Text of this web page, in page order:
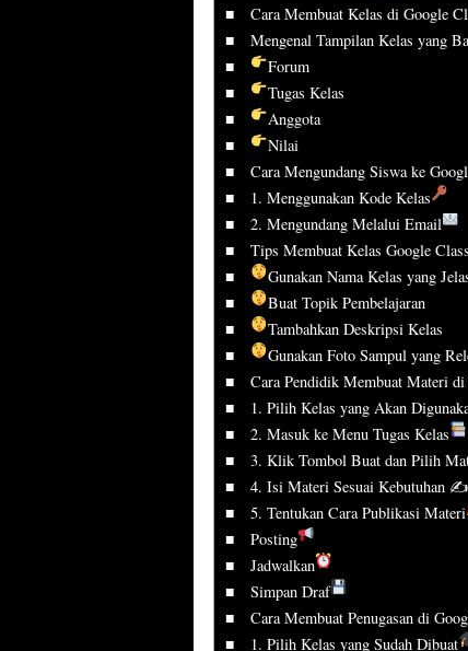
Cara Membuat Kelas di Google
Mengenal Tampilan Kelas yang
Forum
Tugas Kelas
Anggota
Nilai
Cara Mengundang Siswa ke
1. Menggunakan Kode Kelas
2. Mengundang Melalui Email
Tips Membuat Kelas Google
Gunakan Nama Kelas yang
Buat Topik Pembelajaran
Tambahkan Deskripsi Kelas
Gunakan Foto Sampul yang
Cara Pendidik Membuat Materi
1. Pilih Kelas yang Akan
2. Masuk ke Menu Tugas Kelas
3. Klik Tombol Buat dan Pilih
4. Isi Materi Sesuai Kebutuhan ✍️
5. Tentukan Cara Publikasi Materi
Posting
Jadwalkan
Simpan Draf
Cara Membuat Penugasan di
1. Pilih Kelas yang Sudah Dibuat